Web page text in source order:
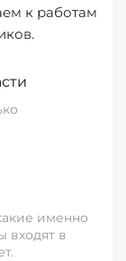
к работам
именно
входят в